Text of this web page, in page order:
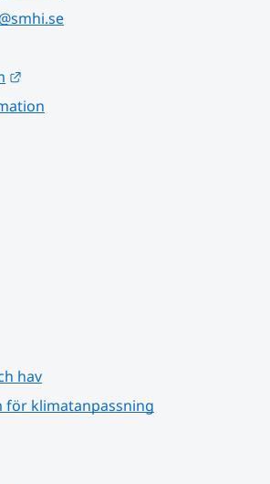
hav
för klimatanpassning